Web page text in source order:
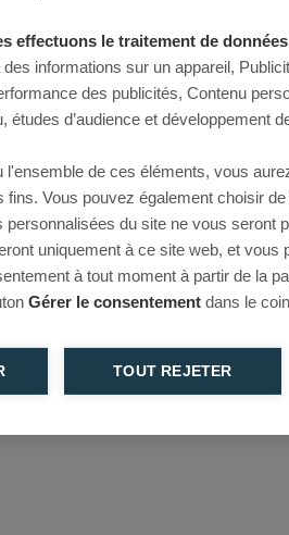
effectuons le traitement de
informations sur un appareil,
des publicités, Contenu
études d’audience et développement
l'ensemble de ces éléments, vous
fins. Vous pouvez également choisir
personnalisées du site ne vous seront
uniquement à ce site web, et vous
à tout moment à partir de la
Gérer le consentement dans le
TOUT REJETER
This page couldn’t
Reload to try again, or go back.
Reload Back